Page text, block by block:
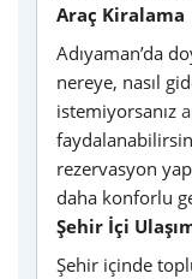
Araç Kiralama
Adıyaman’da
nereye, nasıl
istemiyorsanız
rezervasyon
daha konforlu
Şehir İçi
Şehir içinde